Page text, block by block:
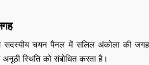
सदस्यीय चयन पैनल में सलिल अंकोला की
स्थिति को संबोधित करता है।